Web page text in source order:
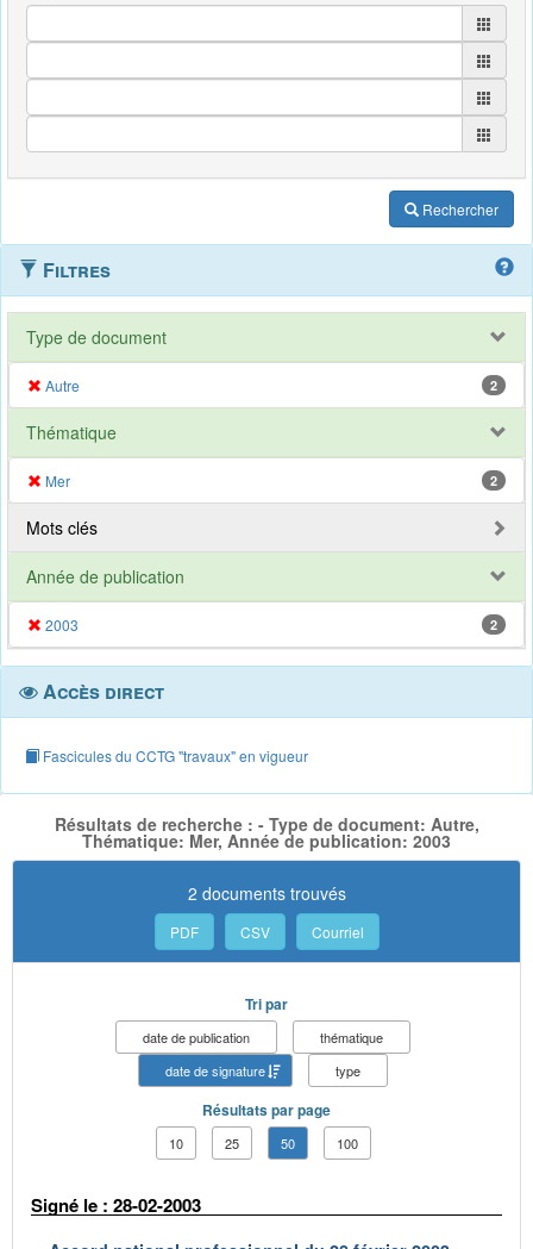
Rechercher
Filtres
Type de document
Autre 2
Thématique
Mer 2
Mots clés
Année de publication
2003 2
Accès direct
Fascicules du CCTG "travaux" en vigueur
Résultats de recherche : - Type de document: Autre,
Thématique: Mer, Année de publication: 2003
2 documents trouvés
PDF CSV Courriel
Tri par
date de publication
thématique
date de signature
type
Résultats par page
10 25 50 100
Signé le : 28-02-2003